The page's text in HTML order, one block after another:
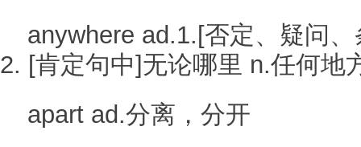
anywhere ad.1.[否定、疑问
2. [肯定句中]无论哪里 n.任何地
apart ad.分离，分开